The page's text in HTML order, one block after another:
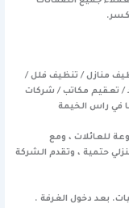
منازل / تنظيف فلل /
تعقيم مكاتب / شركات
في راس الخيمة
للعائلات ، ومع
حتمية ، وتقدم الشركة
بعد دخول الغرفة .